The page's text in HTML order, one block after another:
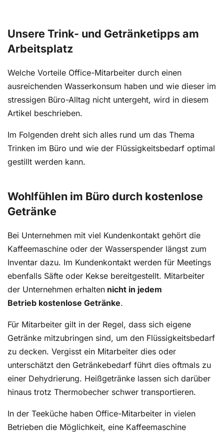
Unsere Trink- und Getränketipps am
Arbeitsplatz
Welche Vorteile Office-Mitarbeiter durch einen
ausreichenden Wasserkonsum haben und wie dieser im
stressigen Büro-Alltag nicht untergeht, wird in diesem
Artikel beschrieben.
Im Folgenden dreht sich alles rund um das Thema
Trinken im Büro und wie der Flüssigkeitsbedarf optimal
gestillt werden kann.
Wohlfühlen im Büro durch kostenlose
Getränke
Bei Unternehmen mit viel Kundenkontakt gehört die
Kaffeemaschine oder der Wasserspender längst zum
Inventar dazu. Im Kundenkontakt werden für Meetings
ebenfalls Säfte oder Kekse bereitgestellt. Mitarbeiter
der Unternehmen erhalten nicht in jedem
Betrieb kostenlose Getränke.
Für Mitarbeiter gilt in der Regel, dass sich eigene
Getränke mitzubringen sind, um den Flüssigkeitsbedarf
zu decken. Vergisst ein Mitarbeiter dies oder
unterschätzt den Getränkebedarf führt dies oftmals zu
einer Dehydrierung. Heißgetränke lassen sich darüber
hinaus trotz Thermobecher schwer transportieren.
In der Teeküche haben Office-Mitarbeiter in vielen
Betrieben die Möglichkeit, eine Kaffeemaschine